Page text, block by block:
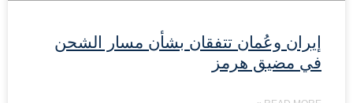
إيران وعُمان تتفقان بشأن مسار الشحن
في مضيق هرمز